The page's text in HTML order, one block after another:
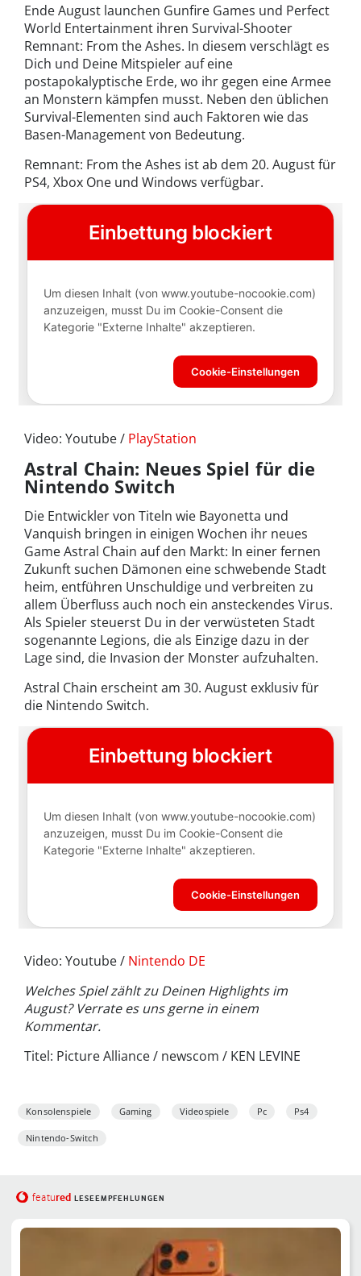
Ende August launchen Gunfire Games und Perfect
World Entertainment ihren Survival-Shooter
Remnant: From the Ashes. In diesem verschlägt es
Dich und Deine Mitspieler auf eine
postapokalyptische Erde, wo ihr gegen eine Armee
an Monstern kämpfen musst. Neben den üblichen
Survival-Elementen sind auch Faktoren wie das
Basen-Management von Bedeutung.
Remnant: From the Ashes ist ab dem 20. August für
PS4, Xbox One und Windows verfügbar.
Video: Youtube / PlayStation
Astral Chain: Neues Spiel für die
Nintendo Switch
Die Entwickler von Titeln wie Bayonetta und
Vanquish bringen in einigen Wochen ihr neues
Game Astral Chain auf den Markt: In einer fernen
Zukunft suchen Dämonen eine schwebende Stadt
heim, entführen Unschuldige und verbreiten zu
allem Überfluss auch noch ein ansteckendes Virus.
Als Spieler steuerst Du in der verwüsteten Stadt
sogenannte Legions, die als Einzige dazu in der
Lage sind, die Invasion der Monster aufzuhalten.
Astral Chain erscheint am 30. August exklusiv für
die Nintendo Switch.
Video: Youtube / Nintendo DE
Welches Spiel zählt zu Deinen Highlights im
August? Verrate es uns gerne in einem
Kommentar.
Titel: Picture Alliance / newscom / KEN LEVINE
Konsolenspiele Gaming Videospiele Pc Ps4
Nintendo-Switch
featured LESEEMPFEHLUNGEN